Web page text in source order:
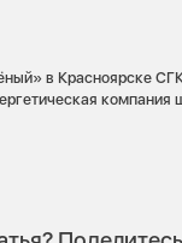
в Красноярске